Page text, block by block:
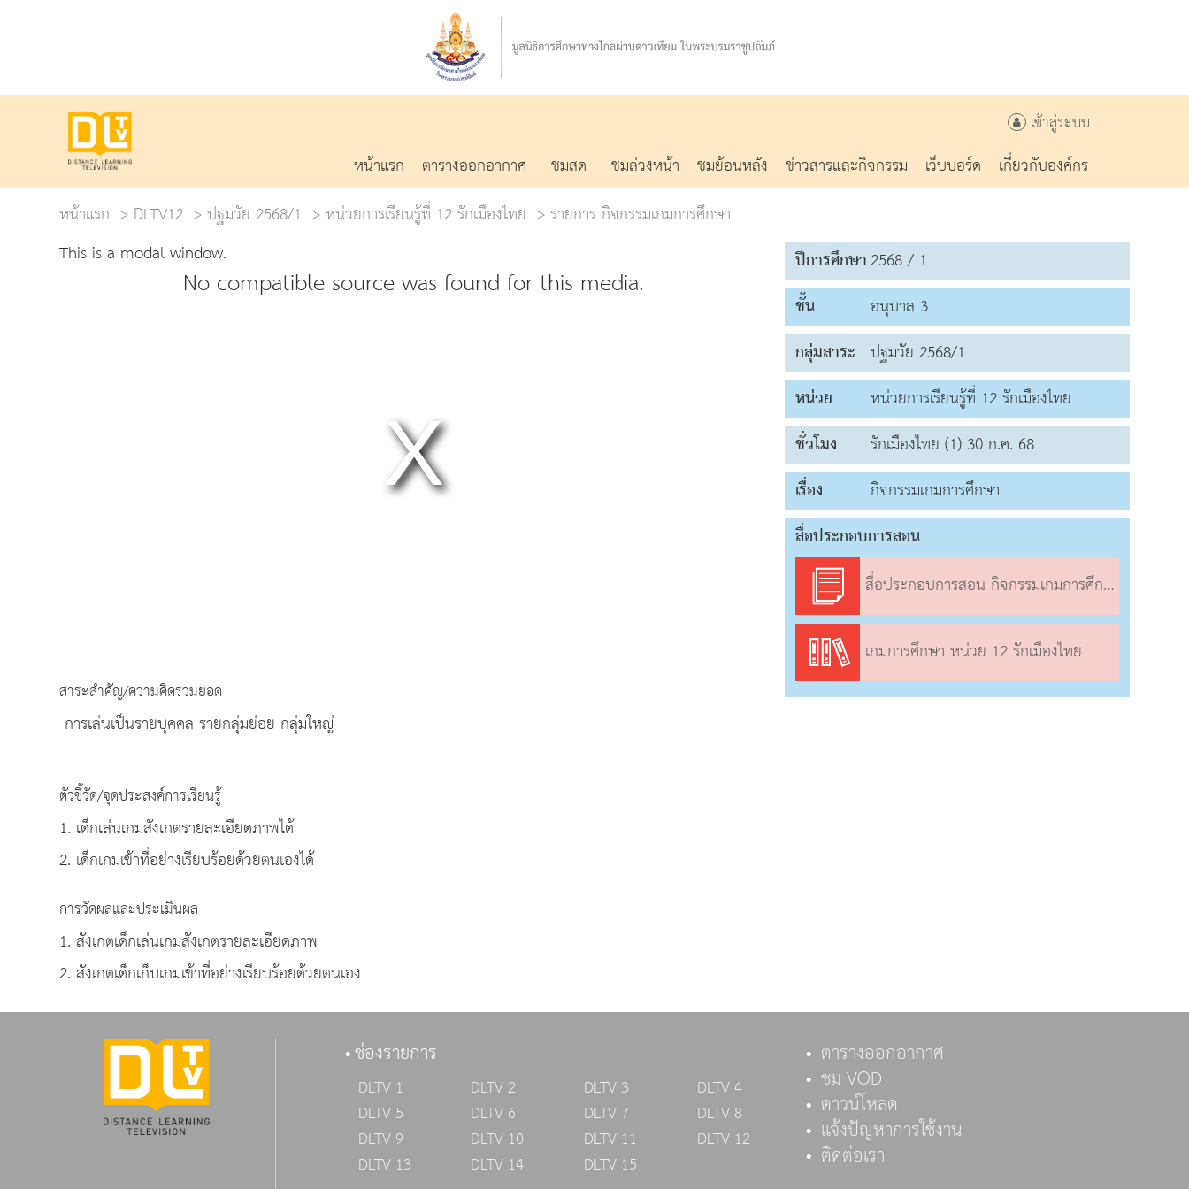
เข้าสู่ระบบ
หน้าแรก ตารางออกอากาศ ชมสด ชมล่วงหน้า ชมย้อนหลัง ข่าวสารและกิจกรรม เว็บบอร์ด
เกี่ยวกับองค์กร
หน้าแรก
DLTV12 ปฐมวัย 2568/1 หน่วยการเรียนรู้ที่ 12 รักเมืองไทย
รายการ กิจกรรมเกมการศึกษา
This is a modal window.
No compatible source was found for this media.
สาระสำคัญ/ความคิดรวมยอด
การเล่นเป็นรายบุคคล รายกลุ่มย่อย กลุ่มใหญ่
ตัวชี้วัด/จุดประสงค์การเรียนรู้
1. เด็กเล่นเกมสังเกตรายละเอียดภาพได้
2. เด็กเกมเข้าที่อย่างเรียบร้อยด้วยตนเองได้
การวัดผลและประเมินผล
1. สังเกตเด็กเล่นเกมสังเกตรายละเอียดภาพ
2. สังเกตเด็กเก็บเกมเข้าที่อย่างเรียบร้อยด้วยตนเอง
ปีการศึกษา2568 / 1
ชั้น
อนุบาล 3
กลุ่มสาระ ปฐมวัย 2568/1
หน่วย
หน่วยการเรียนรู้ที่ 12 รักเมืองไทย
ชั่วโมง
รักเมืองไทย (1) 30 ก.ค. 68
เรื่อง
กิจกรรมเกมการศึกษา
สื่อประกอบการสอน
สื่อประกอบการสอน กิจกรรมเกมการศึกษา
เกมการศึกษา หน่วย 12 รักเมืองไทย
ช่องรายการ
DLTV 1 DLTV 2 DLTV 3
DLTV 4
DLTV 5
DLTV 6 DLTV 7
DLTV 8
DLTV 9
DLTV 10 DLTV 11
DLTV 12
DLTV 13
DLTV 14 DLTV 15
ตารางออกอากาศ
ชม VOD
ดาวน์โหลด
แจ้งปัญหาการใช้งาน
ติดต่อเรา